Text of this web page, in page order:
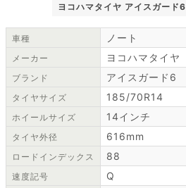
ヨコハマタイヤ アイスガード6
車種 ノート
メーカー ヨコハマタイヤ
ブランド アイスガード6
タイヤサイズ 185/70R14
ホイールサイズ 14インチ
タイヤ外径 616mm
ロードインデックス 88
速度記号 Q